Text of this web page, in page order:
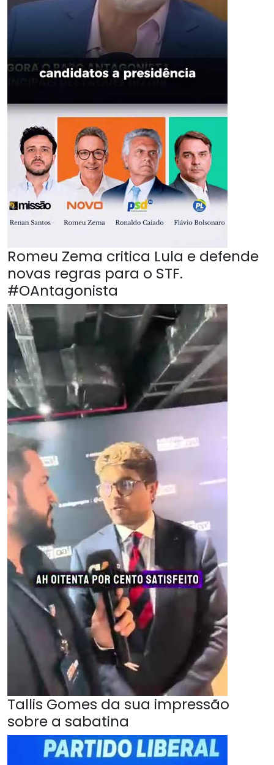
Romeu Zema critica Lula e defende
novas regras para o STF.
#OAntagonista
Tallis Gomes da sua impressão
sobre a sabatina